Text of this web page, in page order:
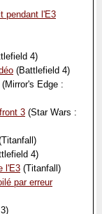
pendant l'E3
4)
(Battlefield 4)
(Mirror's Edge :
3 (Star Wars :
4)
l'E3 (Titanfall)
par erreur